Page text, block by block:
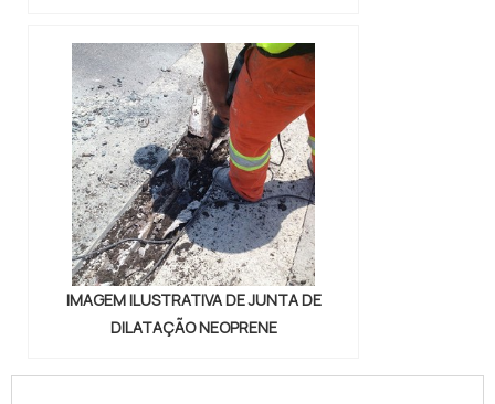
IMAGEM ILUSTRATIVA DE JUNTA DE
DILATAÇÃO NEOPRENE